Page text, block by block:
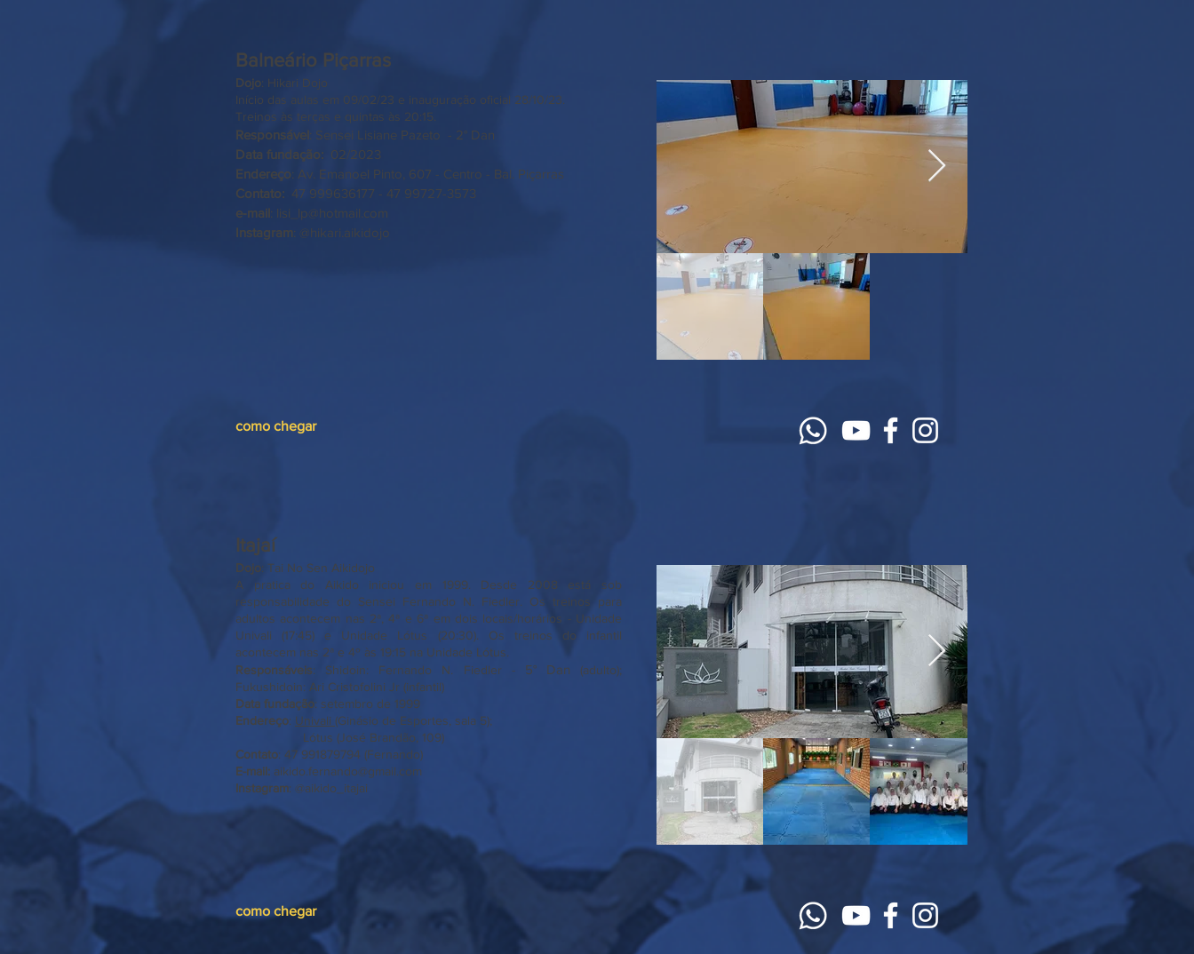
Balneário Piçarras
Dojo: Hikari Dojo
​Início das aulas em 09/02/23 e inauguração oficial 28/10/23.
Treinos às terças e quintas às 20:15.
Responsável: Sensei Lisiane Pazeto - 2° Dan
Data fundação: 02/2023
Endereço: Av. Emanoel Pinto, 607 - Centro - Bal. Piçarras
Contato: 47 999636177 - 47 99727-3573
e-mail: lisi_lp@hotmail.com
Instagram: @hikari.aikidojo
como chegar
Itajaí
Dojo: Tai No Sen Aikidojo
A pratica do Aikido iniciou em 1999. Desde 2008 está sob
responsabilidade do Sensei Fernando N. Fiedler. Os treinos para
adultos acontecem nas 2ª, 4ª e 6ª em dois locais/horários - Unidade
Univali (17:45) e Unidade Lótus (20:30). Os treinos do infantil
acontecem nas 2ª e 4º às 19:15 na Unidade Lótus.
Responsáveis: Shidoin: Fernando N. Fiedler - 5° Dan (adulto);
Fukushidoin: Ari Cristofolini Jr (infantil)
Data fundação: setembro de 1999
Endereço: Univali (Ginásio de Esportes, sala 5);
Lótus (José Brandão, 109)
Contato: 47 991879794 (Fernando)
E-mail: aikido.fernando@gmail.com
Instagram: @aikido_itajai
como chegar